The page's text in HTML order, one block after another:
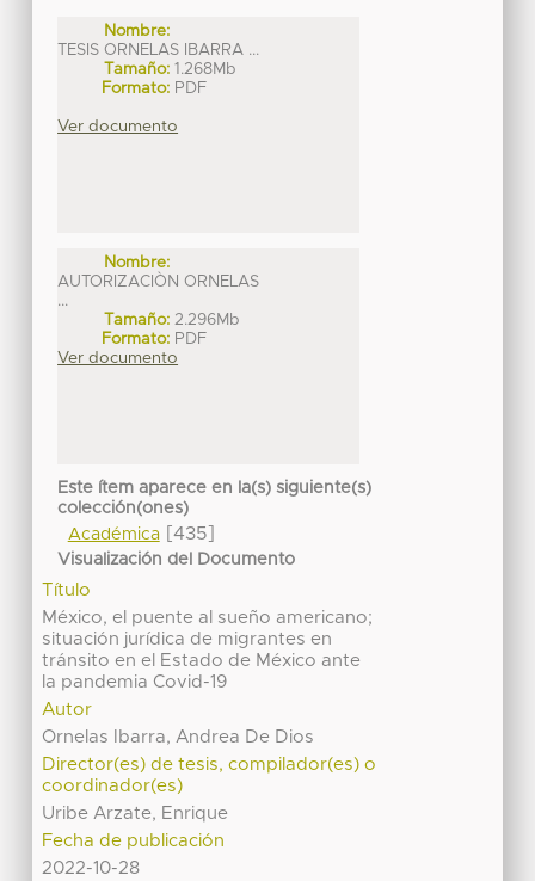
Nombre:
TESIS ORNELAS IBARRA ...
Tamaño: 1.268Mb
Formato: PDF
Ver documento
Nombre:
AUTORIZACIÒN ORNELAS
...
Tamaño: 2.296Mb
Formato: PDF
Ver documento
Este ítem aparece en la(s) siguiente(s)
colección(ones)
Académica[435]
Visualización del Documento
Título
México, el puente al sueño americano;
situación jurídica de migrantes en
tránsito en el Estado de México ante
la pandemia Covid-19
Autor
Ornelas Ibarra, Andrea De Dios
Director(es) de tesis, compilador(es) o
coordinador(es)
Uribe Arzate, Enrique
Fecha de publicación
2022-10-28